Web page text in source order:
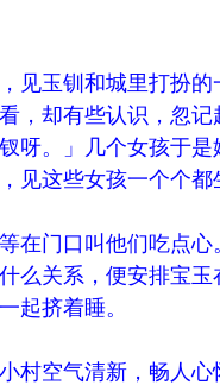
见玉钏和城里打扮
，却有些认识，忽
呀。」几个女孩于
见这些女孩一个个都
在门口叫他们吃点
么关系，便安排宝
起挤着睡。
村空气清新，畅人